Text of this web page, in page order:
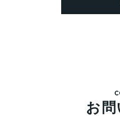
お問